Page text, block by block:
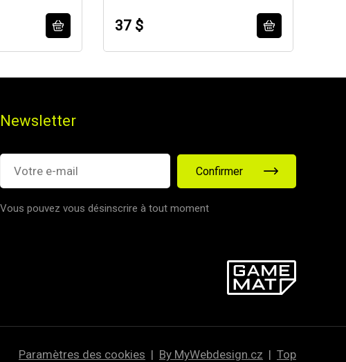
37 $
Newsletter
Confirmer
Vous pouvez vous désinscrire à tout moment
Paramètres des cookies | By MyWebdesign.cz | Top